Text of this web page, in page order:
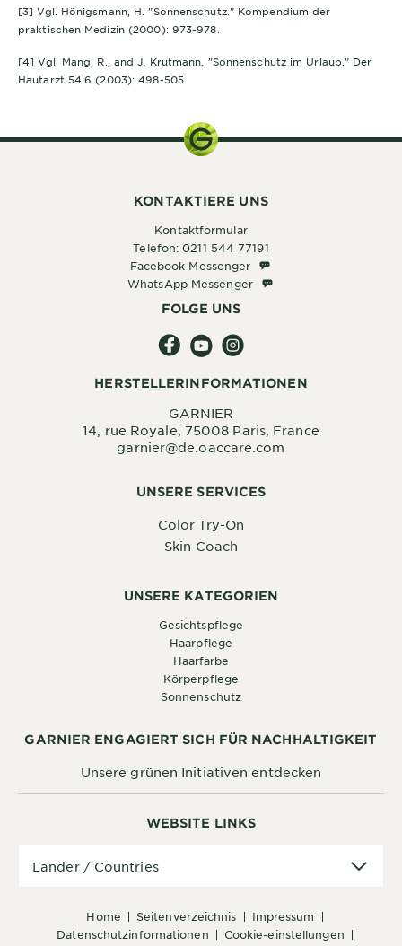
[3] Vgl. Hönigsmann, H. "Sonnenschutz." Kompendium der
praktischen Medizin (2000): 973-978.
[4] Vgl. Mang, R., and J. Krutmann. "Sonnenschutz im Urlaub." Der
Hautarzt 54.6 (2003): 498-505.
WEBSITE LINKS
home seitenverzeichnis
impressum
datenschutzinformationen
cookie-einstellungen
Länder / Countries
UNSERE SERVICES
Color Try-On
Skin Coach
UNSERE KATEGORIEN
Gesichtspflege
Haarpflege
Haarfarbe
Körperpflege
Sonnenschutz
GARNIER ENGAGIERT SICH FÜR NACHHALTIGKEIT
Unsere grünen Initiativen entdecken
KONTAKTIERE UNS
Kontaktformular
Telefon: 0211 544 77191
Facebook Messenger Facebook Messenger
WhatsApp MessengerWhatsApp Messenger
FOLGE UNS
HERSTELLERINFORMATIONEN
GARNIER
14, rue Royale, 75008 Paris, France
garnier@de.oaccare.com